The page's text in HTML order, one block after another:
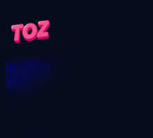
IgreBlog
Skini